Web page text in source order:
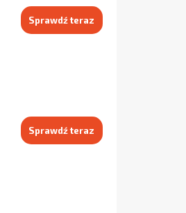
Sprawdź teraz
Sprawdź teraz